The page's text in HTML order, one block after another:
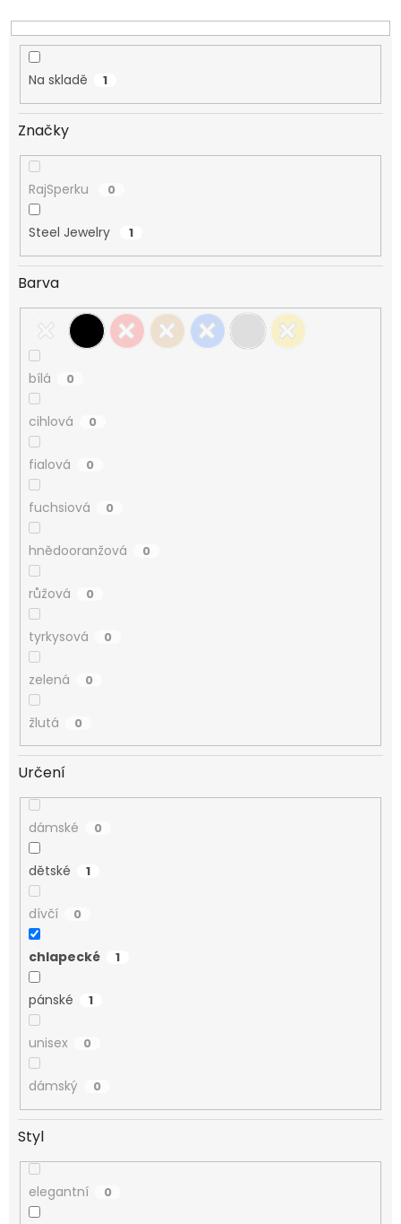
Na skladě 1
Značky
RajSperku 0
Steel Jewelry 1
Barva
bílá 0
cihlová 0
fialová 0
fuchsiová 0
hnědooranžová 0
růžová 0
tyrkysová 0
zelená 0
žlutá 0
Určení
dámské 0
dětské 1
dívčí 0
chlapecké 1
pánské 1
unisex 0
dámský 0
Styl
elegantní 0